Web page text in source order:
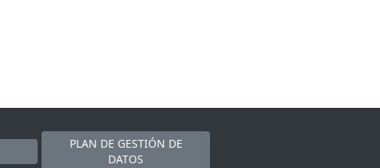
PLAN DE GESTIÓN DE
DATOS